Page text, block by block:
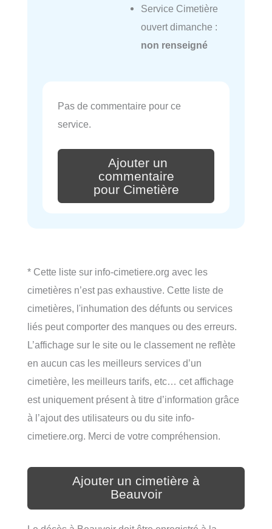
Service Cimetière
ouvert dimanche :
non renseigné
Pas de commentaire pour ce
service.
Ajouter un
commentaire
pour Cimetière
* Cette liste sur info-cimetiere.org avec les
cimetières n’est pas exhaustive. Cette liste de
cimetières, l'inhumation des défunts ou services
liés peut comporter des manques ou des erreurs.
L’affichage sur le site ou le classement ne reflète
en aucun cas les meilleurs services d’un
cimetière, les meilleurs tarifs, etc… cet affichage
est uniquement présent à titre d’information grâce
à l’ajout des utilisateurs ou du site info-
cimetiere.org. Merci de votre compréhension.
Ajouter un cimetière à
Beauvoir